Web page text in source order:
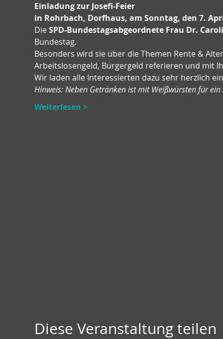
Einladung zur Josefi-Feier
in Rohrbach, Dorfhaus, am Sonntag, den 7.
Die SPD-Bundestagsabgeordnete Frau Dr.
Bundestag.
Besonders wird sie über die Themen Rente &
Arbeitslosengeld, Bürgergeld referieren und mit
Wir laden alle Interessierten dazu sehr herzlich
Hinweis: Neben Getränken ist mit Weißwürsten für ein
Weiterlesen >
Diese Veranstaltung teilen